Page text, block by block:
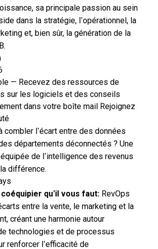
sa principale passion au sein
dans la stratégie, l’opérationnel, la
et, bien sûr, la génération de la
— Recevez des ressources de
sur les logiciels et des conseils
dans votre boîte mail
Rejoignez
combler l’écart entre des données
départements déconnectés ? Une
de l’intelligence des revenus
différence.
coéquipier qu’il vous faut: RevOps
entre la vente, le marketing et la
créant une harmonie autour
technologies et de processus
renforcer l’efficacité de